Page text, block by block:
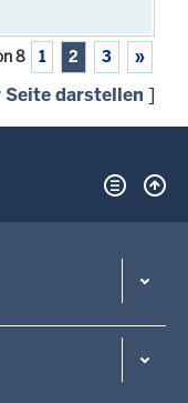
8 1 2 3 »
Seite darstellen ]